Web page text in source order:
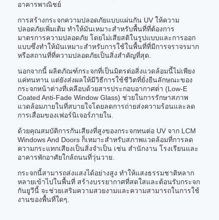
อาคารพาณิชย์
การสร้างกระจกความปลอดภัยแบบแผ่นกัน UV ให้ความ
ปลอดภัยเพิ่มเติม ทําให้มันเหมาะสําหรับพื้นที่ที่ต้องการ
มาตรการความปลอดภัย โดยไม่เสียสติในรูปแบบและการออก
แบบซึ่งทําให้มันเหมาะสําหรับการใช้ในพื้นที่ที่มีการจราจรมาก
หรือสถานที่ที่ความปลอดภัยเป็นสิ่งสําคัญที่สุด.
นอกจากนี้ ผลิตภัณฑ์กระจกที่เป็นมิตรต่อสิ่งแวดล้อมนี้ไม่เพียง
แค่ทนทาน แต่ยังส่งผลให้มีวิธีการใช้ชีวิตที่ยั่งยืนลักษณะของ
กระจกหน้าต่างที่เคลือบด้วยสารประกอบอากาศต่ํา (Low-E
Coated Anti-Fade Window Glass) ช่วยในการรักษาสภาพ
แวดล้อมภายในที่สบายใจโดยลดการถ่ายส่งความร้อนและลด
การเสื่อมของเฟอร์นิเจอร์ภายใน.
ด้วยคุณสมบัติการกันเสียงที่สูงของกระจกทนต่อ UV จาก LCM
Windows And Doors ก็เหมาะสําหรับสภาพแวดล้อมที่การลด
ความกระแทกเสียงเป็นสิ่งจําเป็น เช่น สํานักงาน โรงเรียนและ
อาคารพักอาศัยใกล้ถนนที่วุ่นวาย.
กระจกนี้สามารถส่งแสงได้อย่างสูง ทําให้แสงธรรมชาติหลาก
หลายเข้าไปในพื้นที่ สร้างบรรยากาศที่สดใสและต้อนรับกระจก
กันยูวีนี้ จะช่วยเสริมความสวยงามและความสามารถในการใช้
งานของพื้นที่ใดๆ.